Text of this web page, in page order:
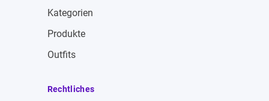
Kategorien
Produkte
Outfits
Rechtliches